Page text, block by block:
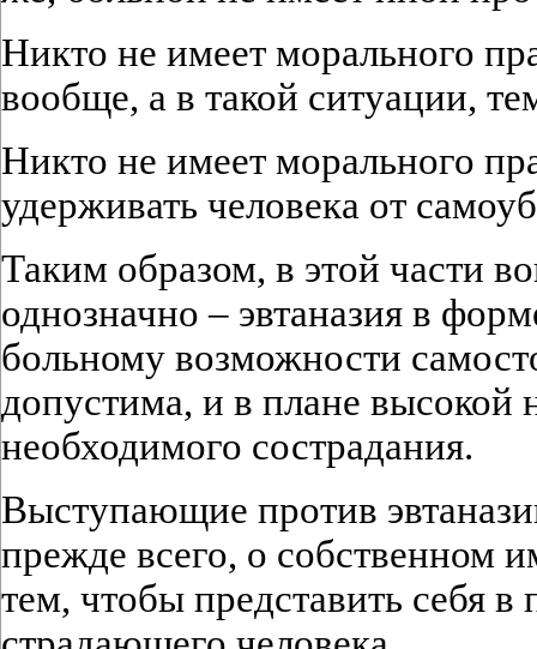
Никто не имеет морального
вообще, а в такой ситуации,
Никто не имеет морального
удерживать человека от
Таким образом, в этой части
однозначно – эвтаназия в
больному возможности
допустима, и в плане высокой
необходимого сострадания.
Выступающие против
прежде всего, о собственном
тем, чтобы представить себя